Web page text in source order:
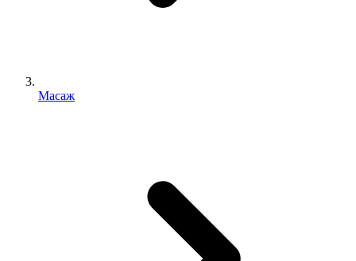
Масаж